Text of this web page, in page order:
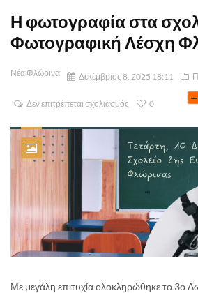
Η φωτογραφία στα
Φωτογραφική Λέσχη
Νέα Φλώρινα Δεκέμβριος 8, 2025 18:11
Δεν επιτρέπεται σχολιασμός 0
Με μεγάλη επιτυχία ολοκληρώθηκε το 3ο